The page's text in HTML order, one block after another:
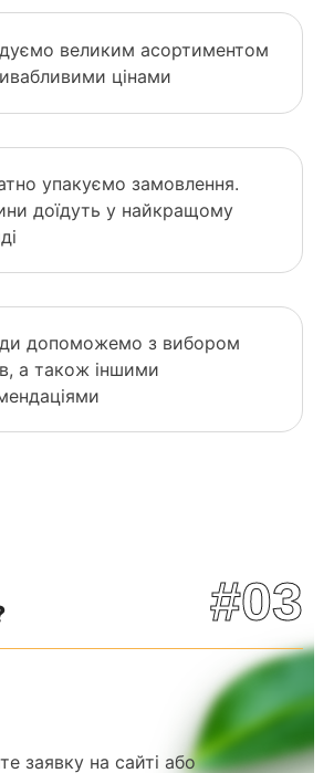
великим асортиментом
цінами
упакуємо замовлення.
доїдуть у найкращому
допоможемо з вибором
а також іншими
#03
заявку на сайті або